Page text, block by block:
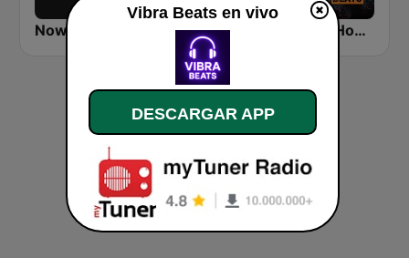
Now 97.9 Radio Boing bigFM House Beats
Vibra Beats en vivo
DESCARGAR APP